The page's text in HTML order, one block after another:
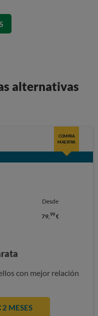
alternativas
COMPRA
MAESTRA
Desde
79, 99€
con mejor relación
MESES